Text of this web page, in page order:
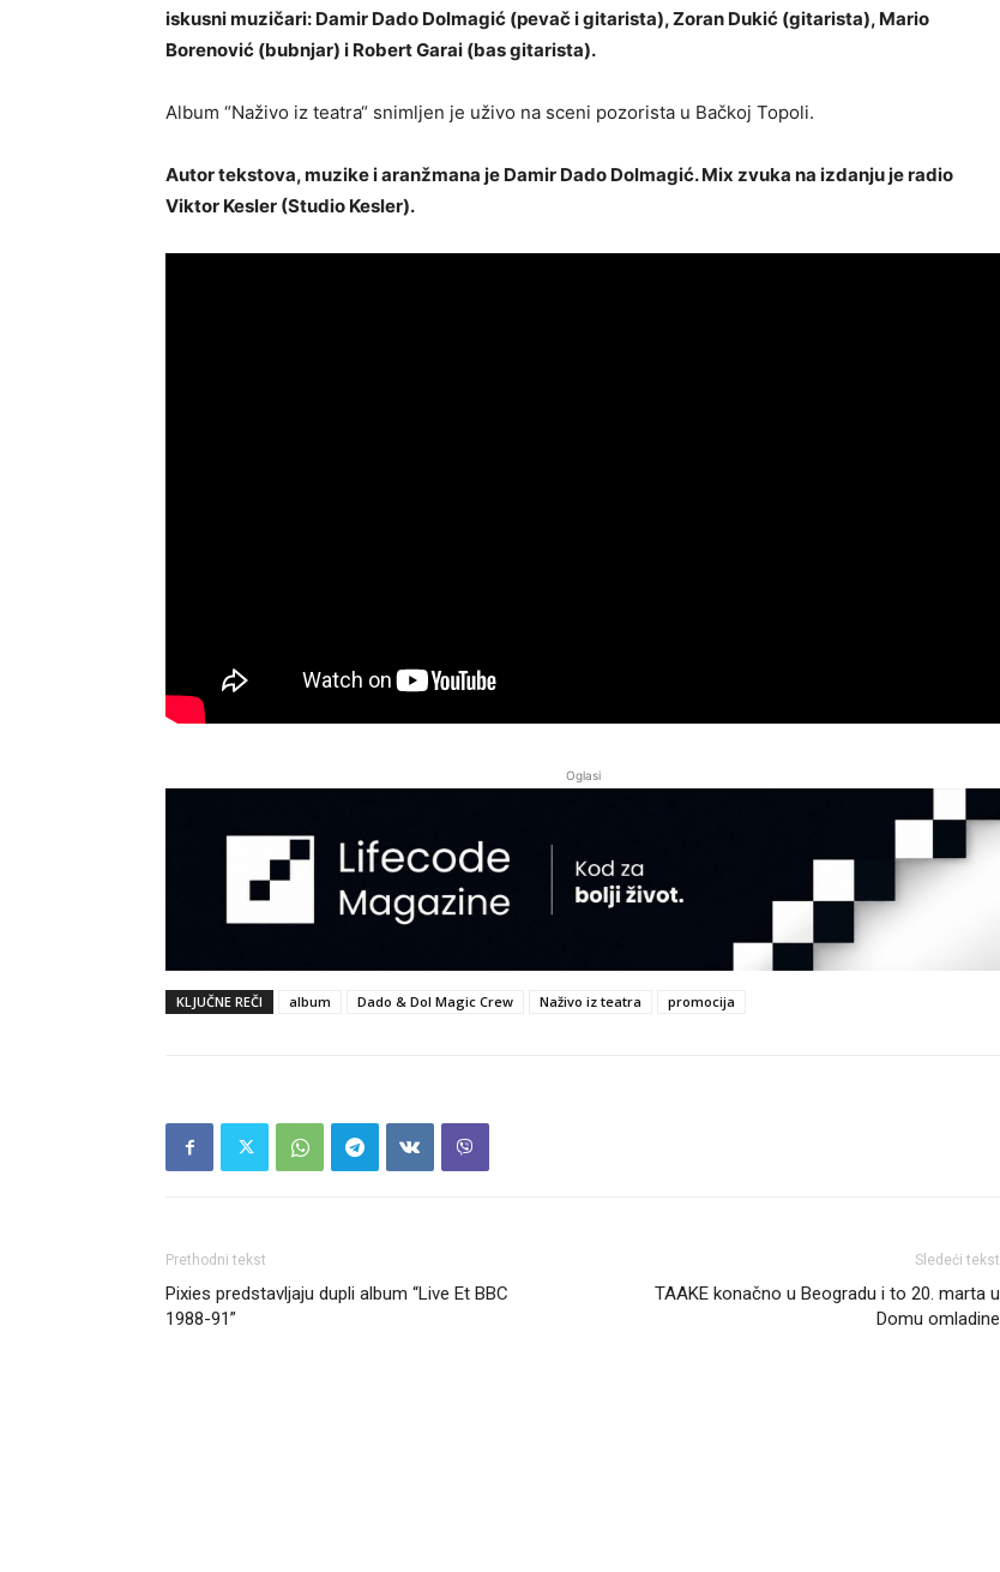
iskusni muzičari: Damir Dado Dolmagić (pevač i gitarista), Zoran Dukić (gitarista), Mario
Borenović (bubnjar) i Robert Garai (bas gitarista).
Album “Naživo iz teatra“ snimljen je uživo na sceni pozorista u Bačkoj Topoli.
Autor tekstova, muzike i aranžmana je Damir Dado Dolmagić. Mix zvuka na izdanju je radio
Viktor Kesler (Studio Kesler).
Oglasi
KLJUČNE REČI album Dado & Dol Magic Crew Naživo iz teatra promocija
Prethodni tekst
Pixies predstavljaju dupli album “Live Et BBC
1988-91”
Sledeći tekst
TAAKE konačno u Beogradu i to 20. marta u
Domu omladine